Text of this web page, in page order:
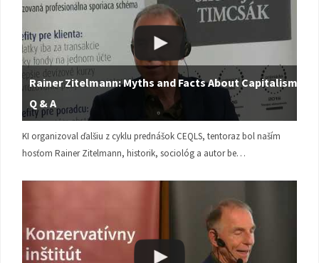
Rainer Zitelmann: Myths and Facts About Capitalism |
Q & A
KI organizoval ďalšiu z cyklu prednášok CEQLS, tentoraz bol naším
hosťom Rainer Zitelmann, historik, sociológ a autor be…